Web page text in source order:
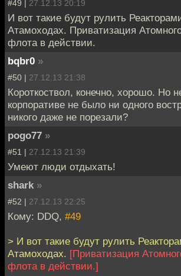
#49 | 27.12.13 20:19
И вот такие будут рулить
Атамоходах. Приватизация
флота в действии.
bqbr0 »
#50 | 27.12.13 21:38
Короткоствол, конечно, хорошо. Но
корпоративе не было ни одного
никого даже не порезали?
pogo77 »
#51 | 27.12.13 21:39
Умеют люди отдыхать!
shark »
#52 | 27.12.13 22:25
Кому: DDQ, #49
> И вот такие будут рулить
Атамоходах. [Приватизация
флота в действии.]